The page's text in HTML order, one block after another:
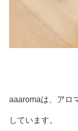
aaaromaは、アロ
しています。